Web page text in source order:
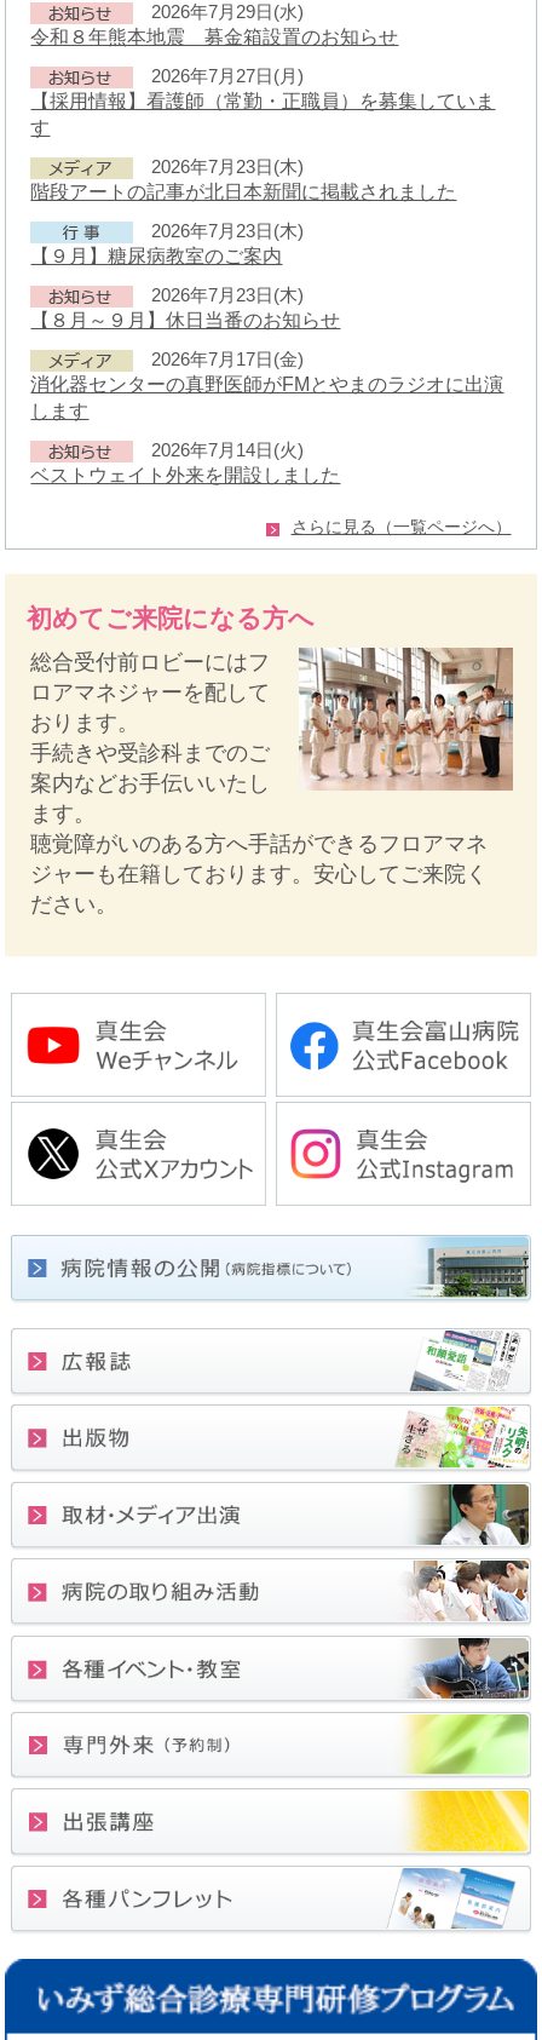
2026年7月29日(水)
令和８年熊本地震 募金箱設置のお知らせ
2026年7月27日(月)
【採用情報】看護師（常勤・正職員）を募集していま
す
2026年7月23日(木)
階段アートの記事が北日本新聞に掲載されました
2026年7月23日(木)
【９月】糖尿病教室のご案内
2026年7月23日(木)
【８月～９月】休日当番のお知らせ
2026年7月17日(金)
消化器センターの真野医師がFMとやまのラジオに出演
します
2026年7月14日(火)
ベストウェイト外来を開設しました
さらに見る（一覧ページへ）
初めてご来院になる方へ
総合受付前ロビーにはフ
ロアマネジャーを配して
おります。
手続きや受診科までのご
案内などお手伝いいたし
ます。
聴覚障がいのある方へ手話ができるフロアマネ
ジャーも在籍しております。安心してご来院く
ださい。